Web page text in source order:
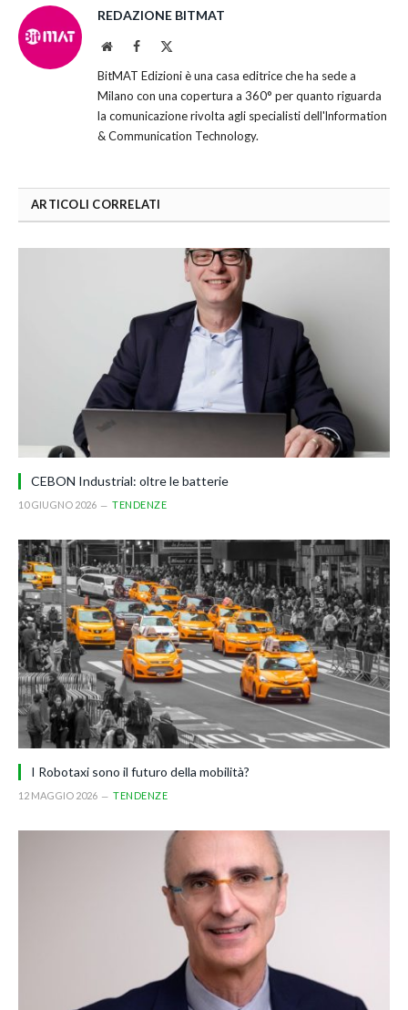
REDAZIONE BITMAT
WebsiteFacebook
BitMAT Edizioni è una casa editrice che ha sede a
Milano con una copertura a 360° per quanto riguarda
la comunicazione rivolta agli specialisti dell'lnformation
& Communication Technology.
ARTICOLI CORRELATI
CEBON Industrial: oltre le batterie
10 GIUGNO 2026 TENDENZE
I Robotaxi sono il futuro della mobilità?
12 MAGGIO 2026 TENDENZE